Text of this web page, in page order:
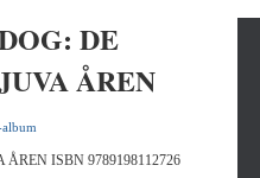
DE
ÅREN
ISBN 9789198112726